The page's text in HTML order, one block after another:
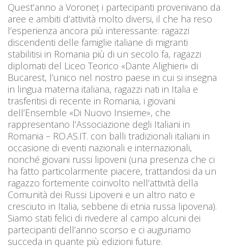
Quest’anno a Voroneț i partecipanti provenivano da
aree e ambiti d’attività molto diversi, il che ha reso
l’esperienza ancora più interessante: ragazzi
discendenti delle famiglie italiane di migranti
stabilitisi in Romania più di un secolo fa, ragazzi
diplomati del Liceo Teorico «Dante Alighieri» di
Bucarest, l’unico nel nostro paese in cui si insegna
in lingua materna italiana, ragazzi nati in Italia e
trasferitisi di recente in Romania, i giovani
dell’Ensemble «Di Nuovo Insieme», che
rappresentano l’Associazione degli Italiani in
Romania – RO.AS.IT. con balli tradizionali italiani in
occasione di eventi nazionali e internazionali,
nonché giovani russi lipoveni (una presenza che ci
ha fatto particolarmente piacere, trattandosi da un
ragazzo fortemente coinvolto nell’attività della
Comunità dei Russi Lipoveni e un altro nato e
cresciuto in Italia, sebbene di etnia russa lipovena).
Siamo stati felici di rivedere al campo alcuni dei
partecipanti dell’anno scorso e ci auguriamo
succeda in quante più edizioni future.